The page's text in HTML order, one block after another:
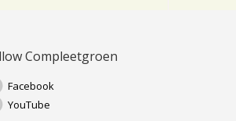
Compleetgroen
Facebook
YouTube